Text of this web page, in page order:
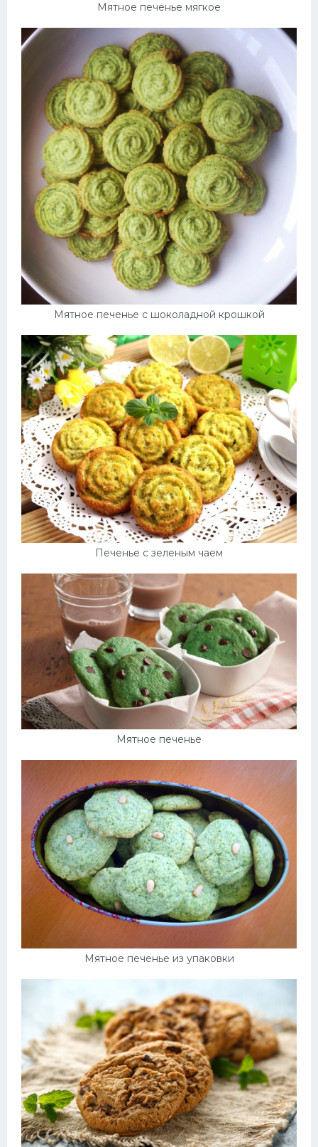
Мятное печенье мягкое
Мятное печенье с шоколадной крошкой
Печенье с зеленым чаем
Мятное печенье
Мятное печенье из упаковки